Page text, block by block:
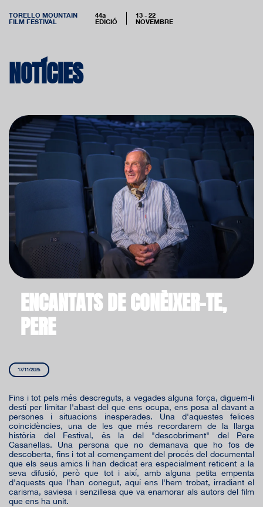
TORELLO MOUNTAIN
FILM FESTIVAL
44a
EDICIÓ
13 - 22
NOVEMBRE
NOTÍCIES
ENCANTATS DE CONÈIXER-TE,
PERE
17/11/2025
Fins i tot pels més descreguts, a vegades alguna força, diguem-li
destí per limitar l'abast del que ens ocupa, ens posa al davant a
persones i situacions inesperades. Una d'aquestes felices
coincidències, una de les que més recordarem de la llarga
història del Festival, és la del "descobriment" del Pere
Casanellas. Una persona que no demanava que ho fos de
descoberta, fins i tot al començament del procés del documental
que els seus amics li han dedicat era especialment reticent a la
seva difusió, però que tot i així, amb alguna petita empenta
d'aquests que l'han conegut, aquí ens l'hem trobat, irradiant el
carisma, saviesa i senzillesa que va enamorar als autors del film
que ens ha unit.